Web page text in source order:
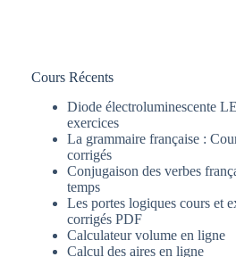
Cours Récents
Diode électroluminescente
exercices
La grammaire française :
corrigés
Conjugaison des verbes
temps
Les portes logiques cours et
corrigés PDF
Calculateur volume en ligne
Calcul des aires en ligne